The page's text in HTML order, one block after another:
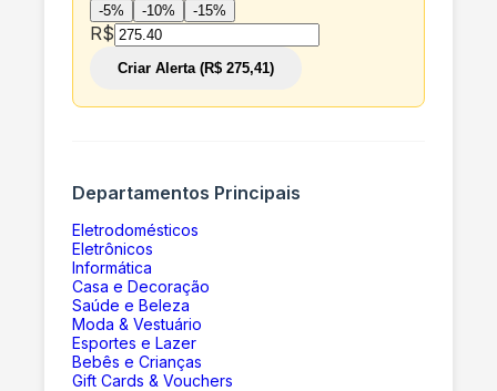
-5% -10% -15%
R$
Criar Alerta (R$ 275,41)
Departamentos Principais
Eletrodomésticos
Eletrônicos
Informática
Casa e Decoração
Saúde e Beleza
Moda & Vestuário
Esportes e Lazer
Bebês e Crianças
Gift Cards & Vouchers